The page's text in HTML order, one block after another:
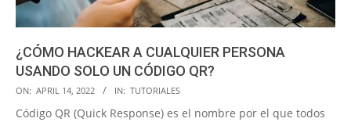
¿CÓMO HACKEAR A CUALQUIER PERSONA
USANDO SOLO UN CÓDIGO QR?
2022-
04-
ON: APRIL 14, 2022 IN: TUTORIALES
Código QR (Quick Response) es el nombre por el que todos